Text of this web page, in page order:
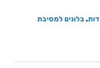
, בלונים למסיבת